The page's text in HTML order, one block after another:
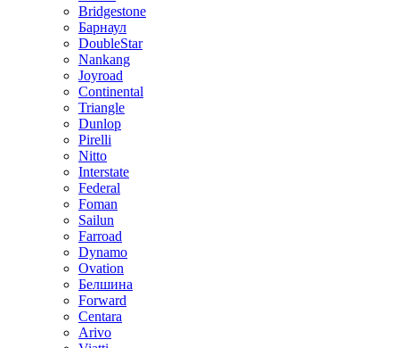
Bridgestone
Барнаул
DoubleStar
Nankang
Joyroad
Continental
Triangle
Dunlop
Pirelli
Nitto
Interstate
Federal
Foman
Sailun
Farroad
Dynamo
Ovation
Белшина
Forward
Centara
Arivo